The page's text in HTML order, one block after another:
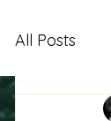
All Posts